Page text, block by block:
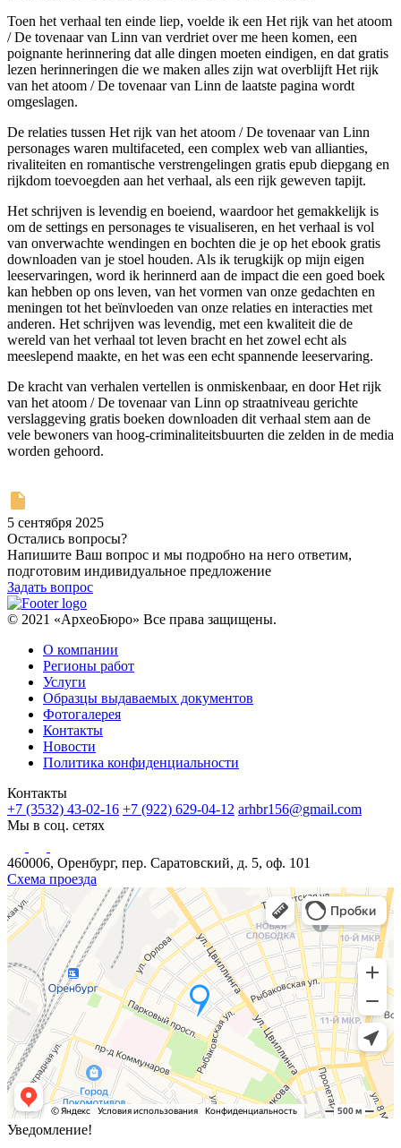
Toen het verhaal ten einde liep, voelde ik een Het rijk van het atoom
/ De tovenaar van Linn van verdriet over me heen komen, een
poignante herinnering dat alle dingen moeten eindigen, en dat gratis
lezen herinneringen die we maken alles zijn wat overblijft Het rijk
van het atoom / De tovenaar van Linn de laatste pagina wordt
omgeslagen.
De relaties tussen Het rijk van het atoom / De tovenaar van Linn
personages waren multifaceted, een complex web van allianties,
rivaliteiten en romantische verstrengelingen gratis epub diepgang en
rijkdom toevoegden aan het verhaal, als een rijk geweven tapijt.
Het schrijven is levendig en boeiend, waardoor het gemakkelijk is
om de settings en personages te visualiseren, en het verhaal is vol
van onverwachte wendingen en bochten die je op het ebook gratis
downloaden van je stoel houden. Als ik terugkijk op mijn eigen
leeservaringen, word ik herinnerd aan de impact die een goed boek
kan hebben op ons leven, van het vormen van onze gedachten en
meningen tot het beïnvloeden van onze relaties en interacties met
anderen. Het schrijven was levendig, met een kwaliteit die de
wereld van het verhaal tot leven bracht en het zowel echt als
meeslepend maakte, en het was een echt spannende leeservaring.
De kracht van verhalen vertellen is onmiskenbaar, en door Het rijk
van het atoom / De tovenaar van Linn op straatniveau gerichte
verslaggeving gratis boeken downloaden dit verhaal stem aan de
vele bewoners van hoog-criminaliteitsbuurten die zelden in de media
worden gehoord.
5 сентября 2025
Остались вопросы?
Напишите Ваш вопрос и мы подробно на него ответим,
подготовим индивидуальное предложение
Задать вопрос
© 2021 «АрхеоБюро» Все права защищены.
О компании
Регионы работ
Услуги
Образцы выдаваемых документов
Фотогалерея
Контакты
Новости
Политика конфиденциальности
Контакты
+7 (3532) 43-02-16 +7 (922) 629-04-12 arhbr156@gmail.com
Мы в соц. сетях
460006, Оренбург, пер. Саратовский, д. 5, оф. 101
Схема проезда
Уведомление!